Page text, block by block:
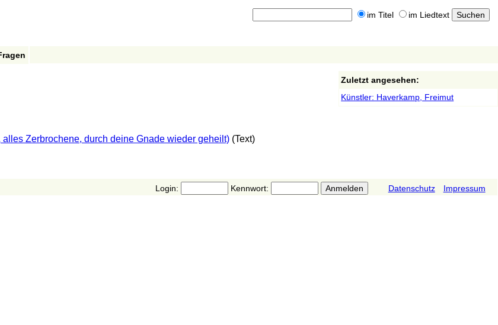
im Titel im Liedtext
Zerbrochene, durch deine Gnade wieder geheilt) (Text)
Zuletzt angesehen:
Künstler: Haverkamp, Freimut
Login: Kennwort: Datenschutz Impressum